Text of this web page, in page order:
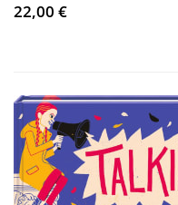
22,00 €